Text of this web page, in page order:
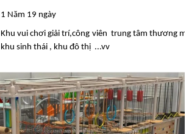
1 Năm 19 ngày
Khu vui chơi giải trí,công viên trung tâm thương
khu sinh thái , khu đô thị ...vv